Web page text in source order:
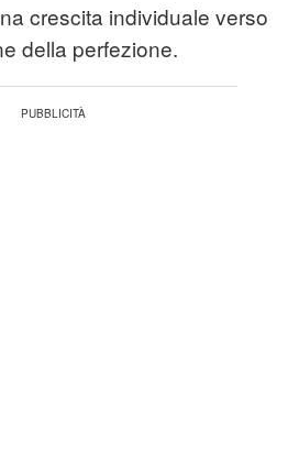
crescita individuale verso
della perfezione.